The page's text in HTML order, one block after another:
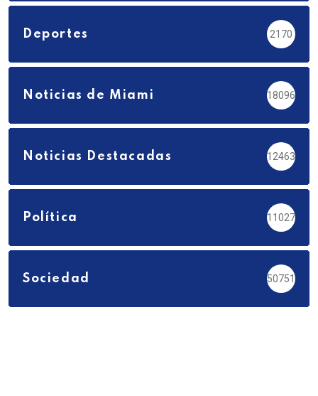
Deportes 2170
Noticias de Miami 18096
Noticias Destacadas 12463
Política 11027
Sociedad 50751